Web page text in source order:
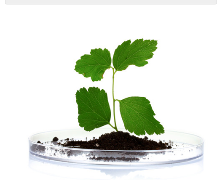
Medicina
Farmacogenómica
Biología
Sintética